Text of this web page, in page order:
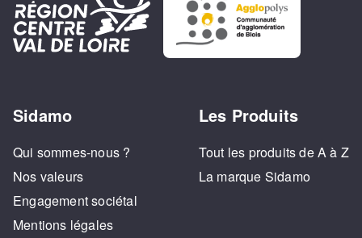
Sidamo
Qui sommes-nous ?
Nos valeurs
Engagement sociétal
Mentions légales
Les Produits
Tout les produits de A à Z
La marque Sidamo